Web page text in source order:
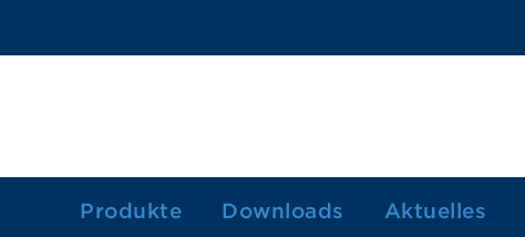
Produkte Downloads Aktuelles